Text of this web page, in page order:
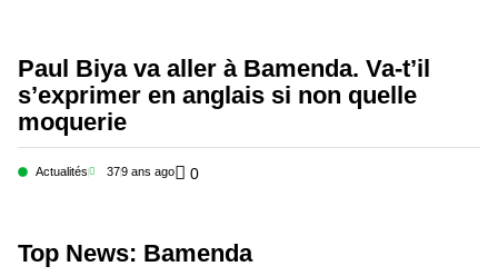
Paul Biya va aller à Bamenda. Va-t’il
s’exprimer en anglais si non quelle
moquerie
Actualités 379 ans ago 0
Top News: Bamenda